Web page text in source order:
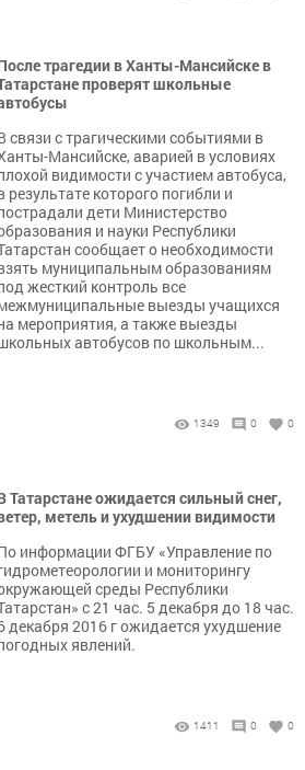
трагедии в Ханты-Мансийске в
проверят школьные
связи с трагическими событиями в
Мансийске, аварией в условиях
видимости с участием автобуса,
результате которого погибли и
дети Министерство
и науки Республики
сообщает о необходимости
муниципальным образованиям
жесткий контроль все
выезды учащихся
мероприятия, а также выезды
автобусов по школьным...
1349 0 0
Татарстане ожидается сильный снег,
метель и ухудшении видимости
информации ФГБУ «Управление по
и мониторингу
среды Республики
с 21 час. 5 декабря до 18 час.
декабря 2016 г ожидается ухудшение
явлений.
1411 0 0